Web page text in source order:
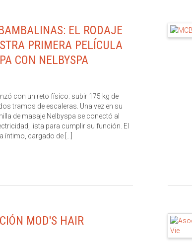
EL RODAJE
PRIMERA PELÍCULA
CON NELBYSPA
con un reto físico: subir 175 kg de
tramos de escaleras. Una vez en su
de masaje Nelbyspa se conectó al
lista para cumplir su función. El
íntimo, cargado de [...]
MOD'S HAIR